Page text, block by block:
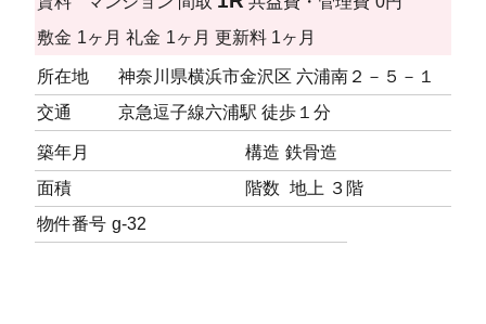
敷金 1ヶ月 礼金 1ヶ月 更新料 1ヶ月
所在地
神奈川県横浜市金沢区 六浦南２－５－１
交通
京急逗子線六浦駅 徒歩１分
築年月 構造 鉄骨造
面積
階数 地上 ３階
物件番号 g-32